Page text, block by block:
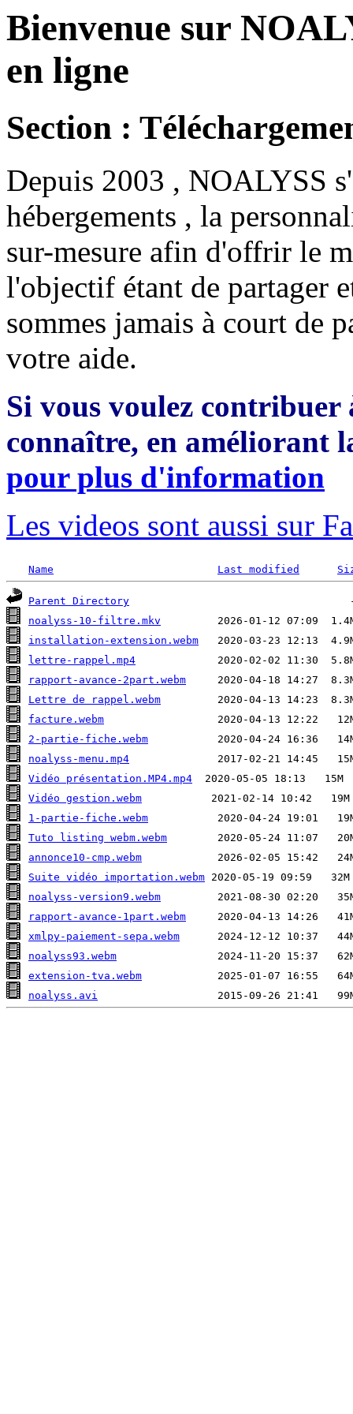
Bienvenue sur
en ligne
Section :
Depuis 2003 , NOALYSS
hébergements , la
sur-mesure afin d'offrir le
l'objectif étant de partager
sommes jamais à court de
votre aide.
Si vous voulez
connaître, en améliorant
pour plus d'information
Les videos sont aussi sur
Name Last modified
Parent Directory
noalyss-10-filtre.mkv
installation-extension.webm
lettre-rappel.mp4
rapport-avance-2part.webm
Lettre de rappel.webm
facture.webm
2-partie-fiche.webm
noalyss-menu.mp4
Vidéo présentation.MP4.mp4
Vidéo gestion.webm
1-partie-fiche.webm
Tuto listing webm.webm
annonce10-cmp.webm
Suite vidéo importation.webm
noalyss-version9.webm
rapport-avance-1part.webm
xmlpy-paiement-sepa.webm
noalyss93.webm
extension-tva.webm
noalyss.avi